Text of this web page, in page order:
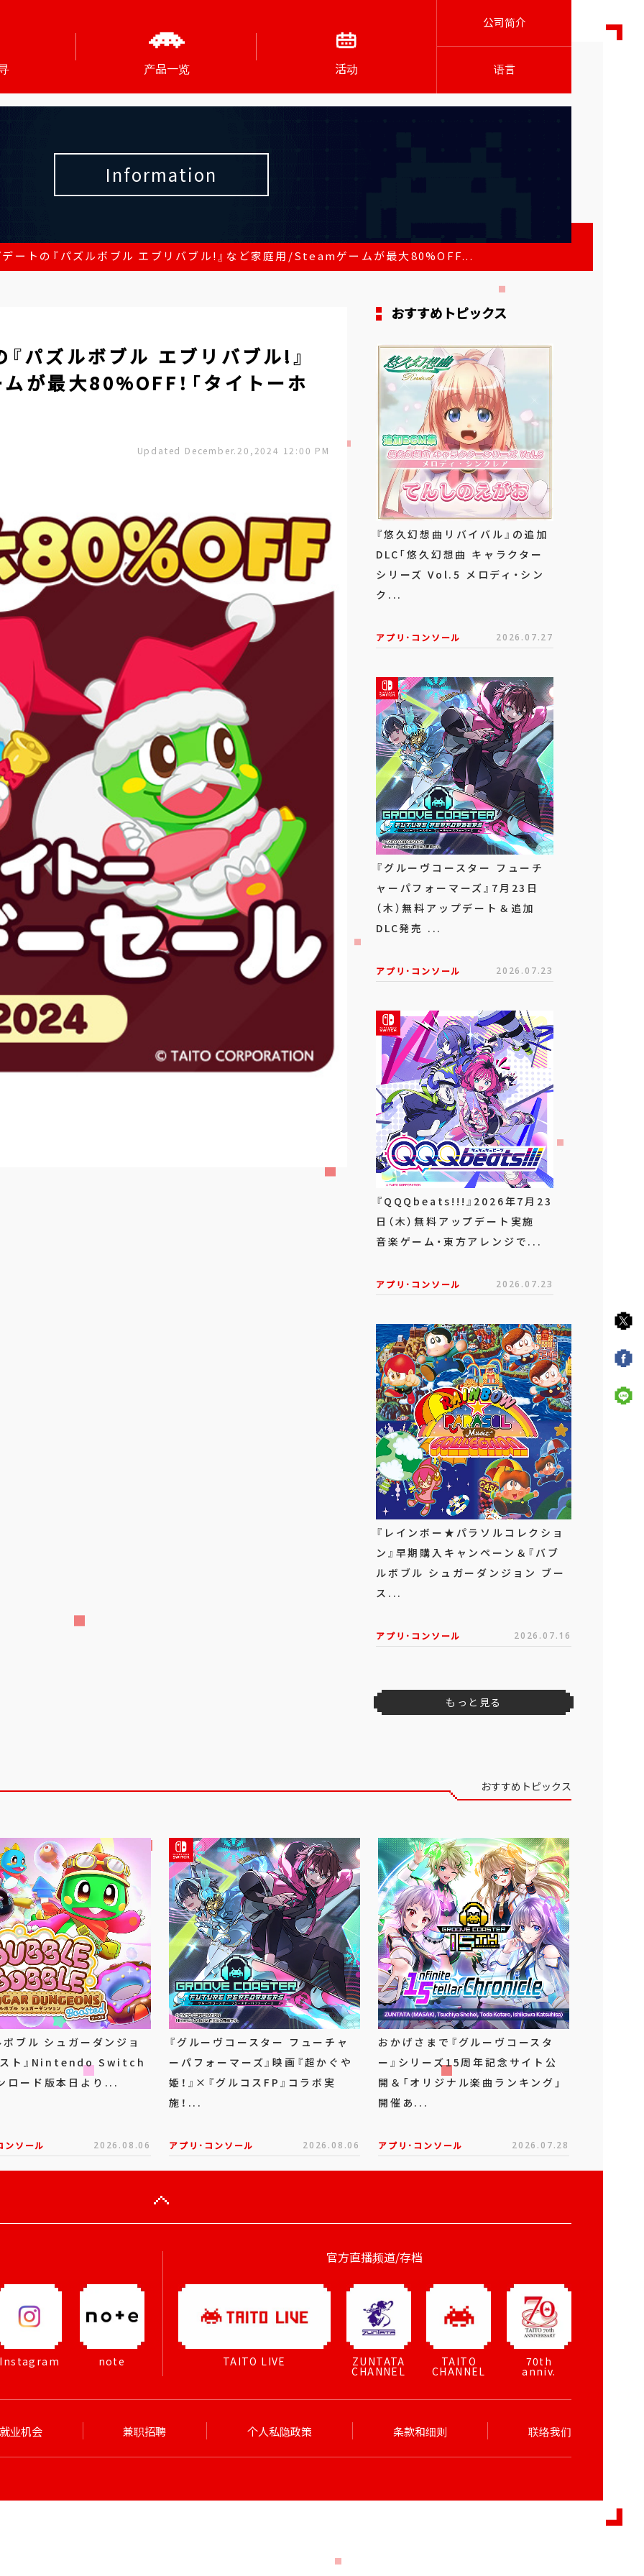
产品一览 活动
公司简介
语言
Information
ートの『パズルボブル エブリバブル!』など家庭用/Steamゲームが最大80%OFF...
パズルボブル エブリバブル!』
が最大80%OFF！「タイトーホ
Updated December.20,2024 12:00 PM
おすすめトピックス
『悠久幻想曲リバイバル』の追加
DLC「悠久幻想曲 キャラクター
シリーズ Vol.5 メロディ・シン
ク...
アプリ･コンソール 2026.07.27
『グルーヴコースター フューチ
ャーパフォーマーズ』7月23日
（木）無料アップデート＆追加
DLC発売 ...
アプリ･コンソール 2026.07.23
『QQQbeats!!!』2026年7月23
日（木）無料アップデート実施
音楽ゲーム・東方アレンジで...
アプリ･コンソール 2026.07.23
『レインボー★パラソルコレクショ
ン』早期購入キャンペーン＆『バブ
ルボブル シュガーダンジョン ブー
ス...
アプリ･コンソール 2026.07.16
もっと見る
おすすめトピックス
ボブル シュガーダンジョ
スト』Nintendo Switch
ロード版本日より...
ンソール 2026.08.06
『グルーヴコースター フューチャ
ーパフォーマーズ』映画『超かぐや
姫！』×『グルコスFP』コラボ実
施！...
アプリ･コンソール 2026.08.06
おかげさまで『グルーヴコースタ
ー』シリーズ15周年記念サイト公
開＆「オリジナル楽曲ランキング」
開催あ...
アプリ･コンソール 2026.07.28
Instagram note
官方直播频道/存档
TAITO LIVE ZUNTATA
CHANNEL
TAITO
CHANNEL
70th
anniv.
就业机会 兼职招聘 个人私隐政策 条款和细则 联络我们